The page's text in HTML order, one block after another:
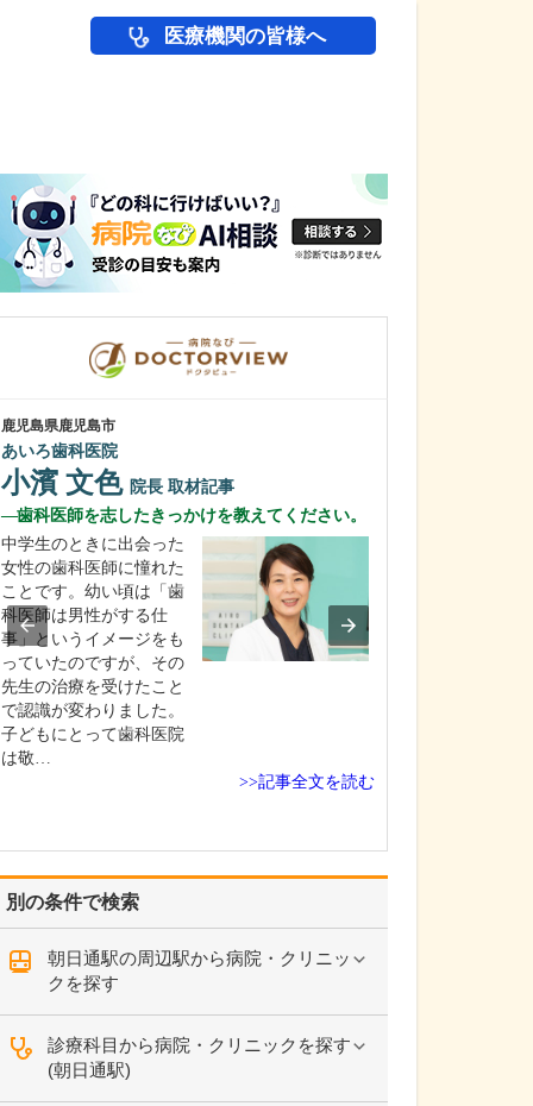
医療機関の皆様へ
別の条件で検索
朝日通駅の周辺駅から病院・クリニッ
クを探す
診療科目から病院・クリニックを探す
(朝日通駅)
鹿児島県鹿児島市
あいろ歯科医院
小濱 文色 院長 取材記事
歯科医師を志したきっかけを教えてください。
中学生のときに出会った
女性の歯科医師に憧れた
ことです。幼い頃は「歯
科医師は男性がする仕
事」というイメージをも
っていたのですが、その
先生の治療を受けたこと
で認識が変わりました。
子どもにとって歯科医院
は敬…
>>記事全文を読む